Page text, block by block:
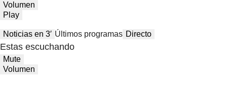
Volumen
Play
Noticias en 3′ Últimos programas Directo
Estas escuchando
Mute
Volumen